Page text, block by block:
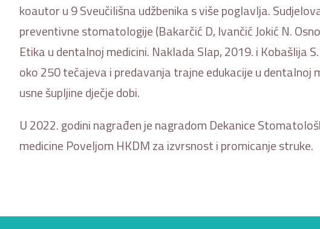
koautor u 9 Sveučilišna udžbenika s više poglavlja.
preventivne stomatologije (Bakarčić D, Ivančić Jokić N.
Etika u dentalnoj medicini. Naklada Slap, 2019. i Kobašlija
oko 250 tečajeva i predavanja trajne edukacije u dentalnoj
usne šupljine dječje dobi.
U 2022. godini nagrađen je nagradom Dekanice
medicine Poveljom HKDM za izvrsnost i promicanje struke.